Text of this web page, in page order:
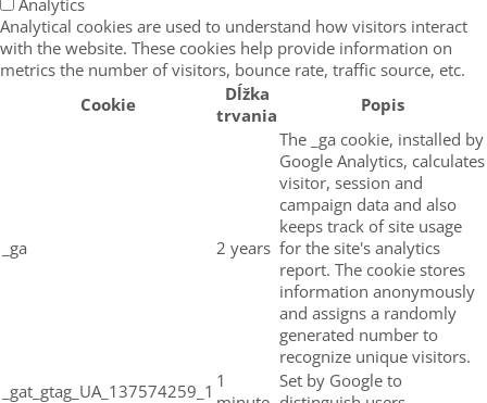
Analytical cookies are used to understand how visitors interact
with the website. These cookies help provide information on
metrics the number of visitors, bounce rate, traffic source, etc.
Cookie
Dĺžka
trvania
Popis
_ga 2 years
The _ga cookie, installed by
Google Analytics, calculates
visitor, session and
campaign data and also
keeps track of site usage
for the site's analytics
report. The cookie stores
information anonymously
and assigns a randomly
generated number to
recognize unique visitors.
_gat_gtag_UA_137574259_1 1
Set by Google to